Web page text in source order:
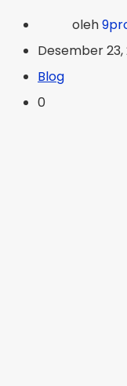
oleh
Desember 23,
Blog
0